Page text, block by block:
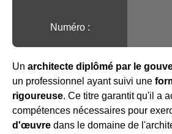
Numéro :
Un architecte diplômé par le
un professionnel ayant suivi une
rigoureuse. Ce titre garantit qu'il a
compétences nécessaires pour
d'œuvre dans le domaine de